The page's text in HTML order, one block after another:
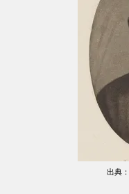
出典：